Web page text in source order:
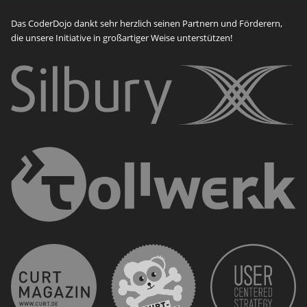
Das CoderDojo dankt sehr herzlich seinen Partnern und Förderern,
die unsere Initiative in großartiger Weise unterstützen!